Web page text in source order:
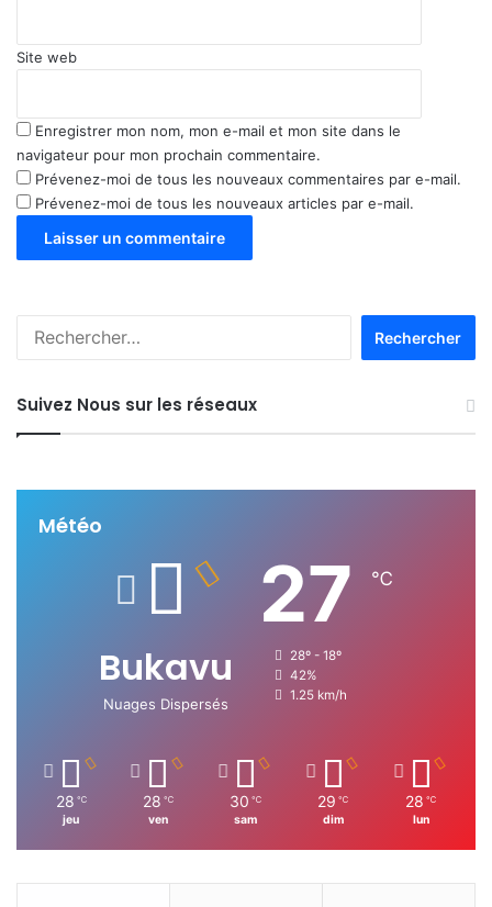
Site web
Enregistrer mon nom, mon e-mail et mon site dans le
navigateur pour mon prochain commentaire.
Prévenez-moi de tous les nouveaux commentaires par e-mail.
Prévenez-moi de tous les nouveaux articles par e-mail.
h
Suivez Nous sur les réseaux
Météo
Bukavu
Nuages Dispersés
27 ℃
28º - 18º
42%
1.25 km/h
28 ℃
jeu
28 ℃
ven
30 ℃
sam
29 ℃
dim
28 ℃
lun